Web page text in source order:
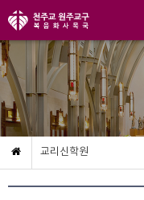
교리신학원